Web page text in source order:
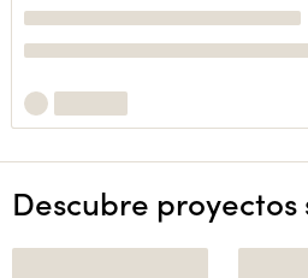
Descubre proyectos